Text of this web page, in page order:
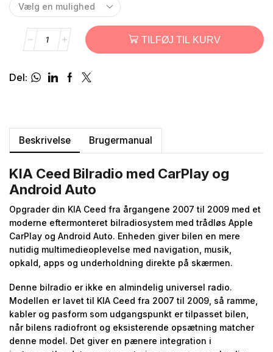
TILFØJ TIL KURV
Del:
Beskrivelse Brugermanual
KIA Ceed Bilradio med CarPlay og
Android Auto
Opgrader din KIA Ceed fra årgangene 2007 til 2009 med et
moderne eftermonteret bilradiosystem med trådløs Apple
CarPlay og Android Auto. Enheden giver bilen en mere
nutidig multimedieoplevelse med navigation, musik,
opkald, apps og underholdning direkte på skærmen.
Denne bilradio er ikke en almindelig universel radio.
Modellen er lavet til KIA Ceed fra 2007 til 2009, så ramme,
kabler og pasform som udgangspunkt er tilpasset bilen,
når bilens radiofront og eksisterende opsætning matcher
denne model. Det giver en pænere integration i